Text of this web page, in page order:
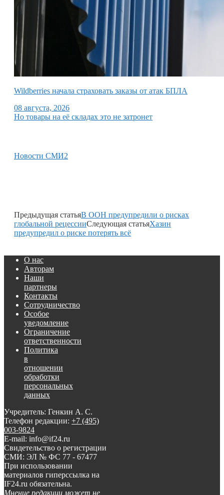
Wildberries начала страховать заказы от атак БПЛА
08 августа, 2026
Но товары на её складах это не затронет
Новости СМИ2
Предыдущая статьяВ ООН предупредили о рисках
глобальной рецессииСледующая статьяХазин
предупредил о риске потерять всё
О нас
Авторам
Наши
партнеры
Контакты
Сотрудничество
Особое
уведомление
Ограничение
ответственности
Политика
в
отношении
обработки
персональных
данных
Учредитель: Генкин А. С.
Телефон редакции: +7 (495)
003-9824
E-mail: info@if24.ru
Свидетельство о регистрации
СМИ: ЭЛ № ФС 77 - 67477
При использовании
материалов гиперссылка на
IF24.ru обязательна.
Мнение редакции может не